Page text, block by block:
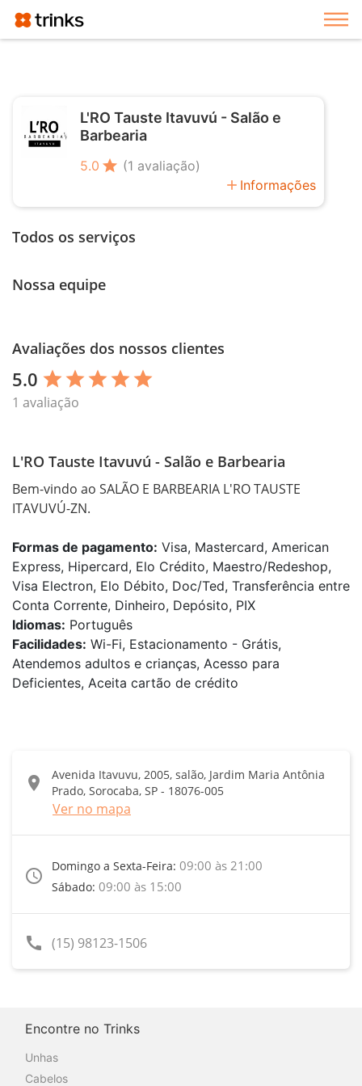
L'RO Tauste Itavuvú - Salão e
Barbearia
5.0 star (1 avaliação)
add Informações
Todos os serviços
Nossa equipe
Avaliações dos nossos clientes
5.0 star star star star star
1 avaliação
L'RO Tauste Itavuvú - Salão e Barbearia
Bem-vindo ao SALÃO E BARBEARIA L'RO TAUSTE
ITAVUVÚ-ZN.
Formas de pagamento: Visa, Mastercard, American
Express, Hipercard, Elo Crédito, Maestro/Redeshop,
Visa Electron, Elo Débito, Doc/Ted, Transferência entre
Conta Corrente, Dinheiro, Depósito, PIX
Idiomas: Português
Facilidades: Wi-Fi, Estacionamento - Grátis,
Atendemos adultos e crianças, Acesso para
Deficientes, Aceita cartão de crédito
location_on
Avenida Itavuvu, 2005, salão, Jardim Maria Antônia
Prado, Sorocaba, SP - 18076-005
Ver no mapa
access_time
Domingo a Sexta-Feira: 09:00 às 21:00
Sábado: 09:00 às 15:00
call (15) 98123-1506
Encontre no Trinks
Unhas
Cabelos